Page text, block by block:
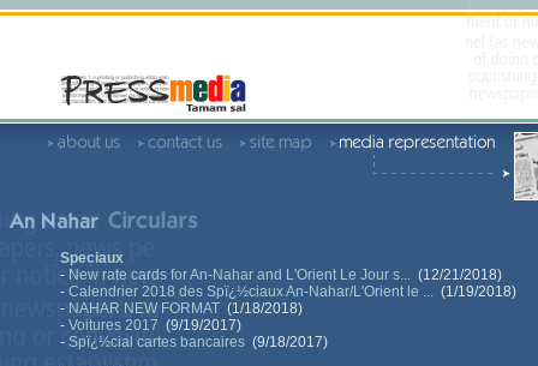
Speciaux
- New rate cards for An-Nahar and L'Orient Le Jour s... (12/21/2018)
- Calendrier 2018 des Spï¿½ciaux An-Nahar/L'Orient le ... (1/19/2018)
- NAHAR NEW FORMAT (1/18/2018)
- Voitures 2017 (9/19/2017)
- Spï¿½cial cartes bancaires (9/18/2017)